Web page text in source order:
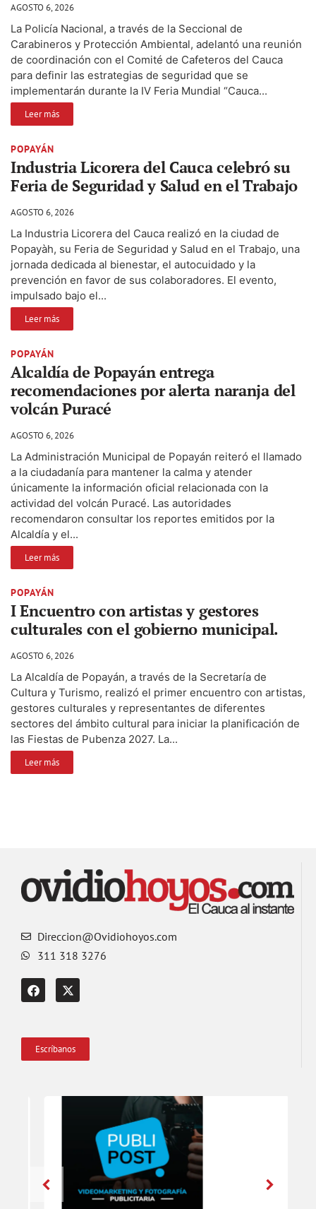
AGOSTO 6, 2026
La Policía Nacional, a través de la Seccional de
Carabineros y Protección Ambiental, adelantó una reunión
de coordinación con el Comité de Cafeteros del Cauca
para definir las estrategias de seguridad que se
implementarán durante la IV Feria Mundial “Cauca...
Leer más
POPAYÁN
Industria Licorera del Cauca celebró su
Feria de Seguridad y Salud en el Trabajo
AGOSTO 6, 2026
La Industria Licorera del Cauca realizó en la ciudad de
Popayàh, su Feria de Seguridad y Salud en el Trabajo, una
jornada dedicada al bienestar, el autocuidado y la
prevención en favor de sus colaboradores. El evento,
impulsado bajo el...
Leer más
POPAYÁN
Alcaldía de Popayán entrega
recomendaciones por alerta naranja del
volcán Puracé
AGOSTO 6, 2026
La Administración Municipal de Popayán reiteró el llamado
a la ciudadanía para mantener la calma y atender
únicamente la información oficial relacionada con la
actividad del volcán Puracé. Las autoridades
recomendaron consultar los reportes emitidos por la
Alcaldía y el...
Leer más
POPAYÁN
I Encuentro con artistas y gestores
culturales con el gobierno municipal.
AGOSTO 6, 2026
La Alcaldía de Popayán, a través de la Secretaría de
Cultura y Turismo, realizó el primer encuentro con artistas,
gestores culturales y representantes de diferentes
sectores del ámbito cultural para iniciar la planificación de
las Fiestas de Pubenza 2027. La...
Leer más
Direccion@Ovidiohoyos.com
311 318 3276
Escríbanos